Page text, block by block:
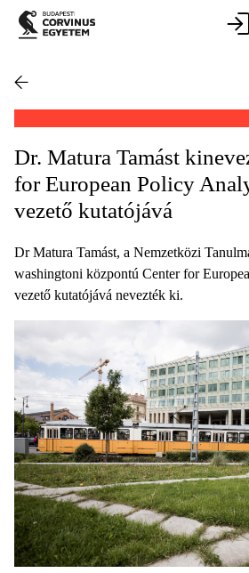
Dr. Matura Tamást
for European Policy
vezető kutatójává
Dr Matura Tamást, a Nemzetközi
washingtoni központú Center for
vezető kutatójává nevezték ki.